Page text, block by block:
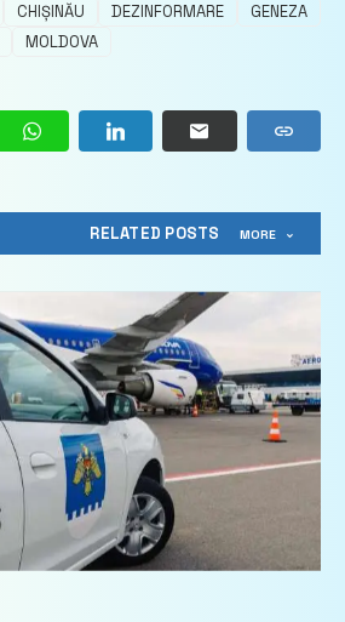
CHIȘINĂU DEZINFORMARE
GENEZA
MOLDOVA
RELATED POSTS MORE